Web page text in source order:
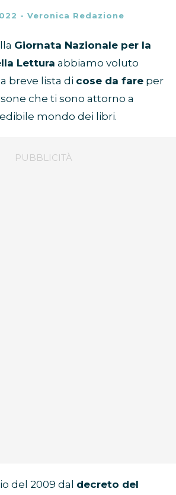
- Veronica Redazione
Giornata Nazionale per la
Lettura abbiamo voluto
breve lista di cose da fare per
che ti sono attorno a
mondo dei libri.
del 2009 dal decreto del